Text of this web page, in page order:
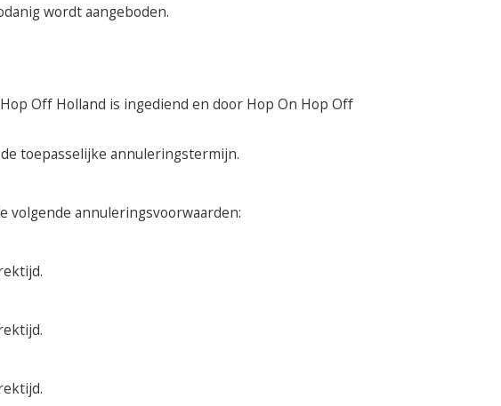
wordt aangeboden.
Off Holland is ingediend en door Hop On Hop Off
toepasselijke annuleringstermijn.
volgende annuleringsvoorwaarden: